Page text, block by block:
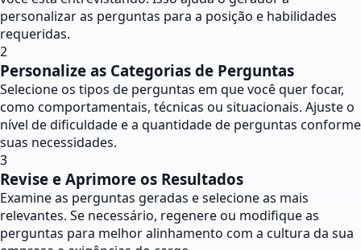
personalizar as perguntas para a posição e habilidades
requeridas.
2
Personalize as Categorias de Perguntas
Selecione os tipos de perguntas em que você quer focar,
como comportamentais, técnicas ou situacionais. Ajuste o
nível de dificuldade e a quantidade de perguntas conforme
suas necessidades.
3
Revise e Aprimore os Resultados
Examine as perguntas geradas e selecione as mais
relevantes. Se necessário, regenere ou modifique as
perguntas para melhor alinhamento com a cultura da sua